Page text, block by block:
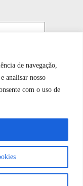
de navegação,
analisar nosso
com o uso de
para a
como
papo